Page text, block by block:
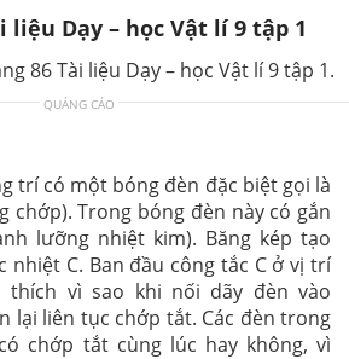
liệu Dạy – học Vật lí 9 tập 1
86 Tài liệu Dạy – học Vật lí 9 tập 1.
QUẢNG CÁO
trí có một bóng đèn đặc biệt gọi là
chớp). Trong bóng đèn này có gắn
lưỡng nhiệt kim). Băng kép tạo
nhiệt C. Ban đầu công tắc C ở vị trí
thích vì sao khi nối dãy đèn vào
lại liên tục chớp tắt. Các đèn trong
chớp tắt cùng lúc hay không, vì